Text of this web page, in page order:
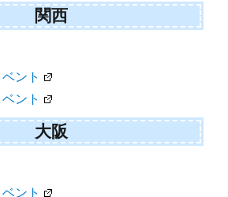
関西
ント
ント
大阪
ント